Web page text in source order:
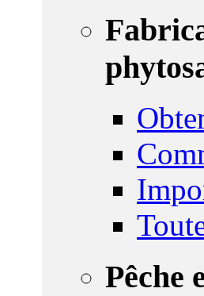
Pêche